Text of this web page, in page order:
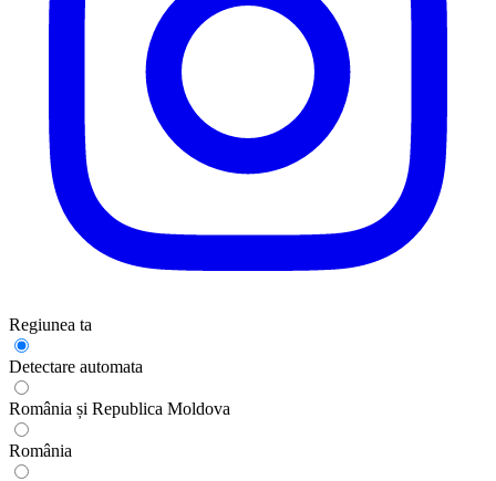
Regiunea ta
Detectare automata
România și Republica Moldova
România